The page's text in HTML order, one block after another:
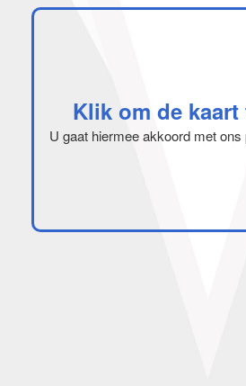
Klik om de kaart
U gaat hiermee akkoord met ons